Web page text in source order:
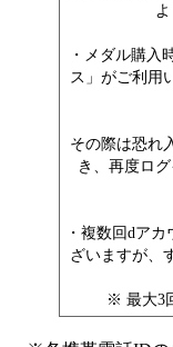
・メダル購入
ス」がご利用
その際は恐れ
き、再度ロ
・複数回dア
ざいますが、
※ 最大3